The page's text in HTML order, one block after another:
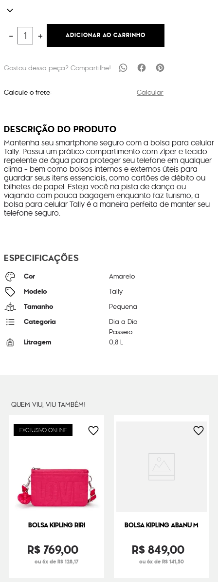
＋
－ ADICIONAR AO CARRINHO
Calcule o frete: Calcular
DESCRIÇÃO DO PRODUTO
Mantenha seu smartphone seguro com a bolsa para celular
Tally. Possui um prático compartimento com zíper e tecido
repelente de água para proteger seu telefone em qualquer
clima - bem como bolsos internos e externos úteis para
guardar seus itens essenciais, como cartões de débito ou
bilhetes de papel. Esteja você na pista de dança ou
viajando com pouca bagagem enquanto faz turismo, a
bolsa para celular Tally é a maneira perfeita de manter seu
telefone seguro.
ESPECIFICAÇÕES
Cor Amarelo
Modelo Tally
Tamanho Pequena
Categoria
Dia a Dia
Passeio
Litragem 0,8 L
QUEM VIU, VIU TAMBÉM!
EXCLUSIVO ONLINE
BOLSA KIPLING RIRI
R$769,00
ou 6x de R$ 128,17
BOLSA KIPLING ABANU M
R$849,00
ou 6x de R$ 141,50